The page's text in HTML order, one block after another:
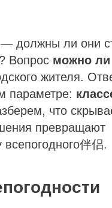
должны ли они
Вопрос можно ли
жителя.
параметре:
что
превращают
伴侣.